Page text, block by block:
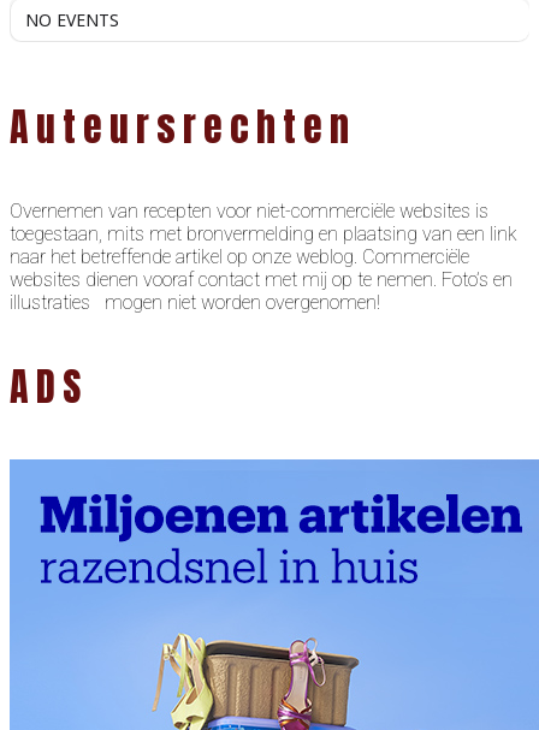
NO EVENTS
Auteursrechten
Overnemen van recepten voor niet-commerciële websites is
toegestaan, mits met bronvermelding en plaatsing van een link
naar het betreffende artikel op onze weblog. Commerciële
websites dienen vooraf contact met mij op te nemen. Foto’s en
illustraties mogen niet worden overgenomen!
ADS